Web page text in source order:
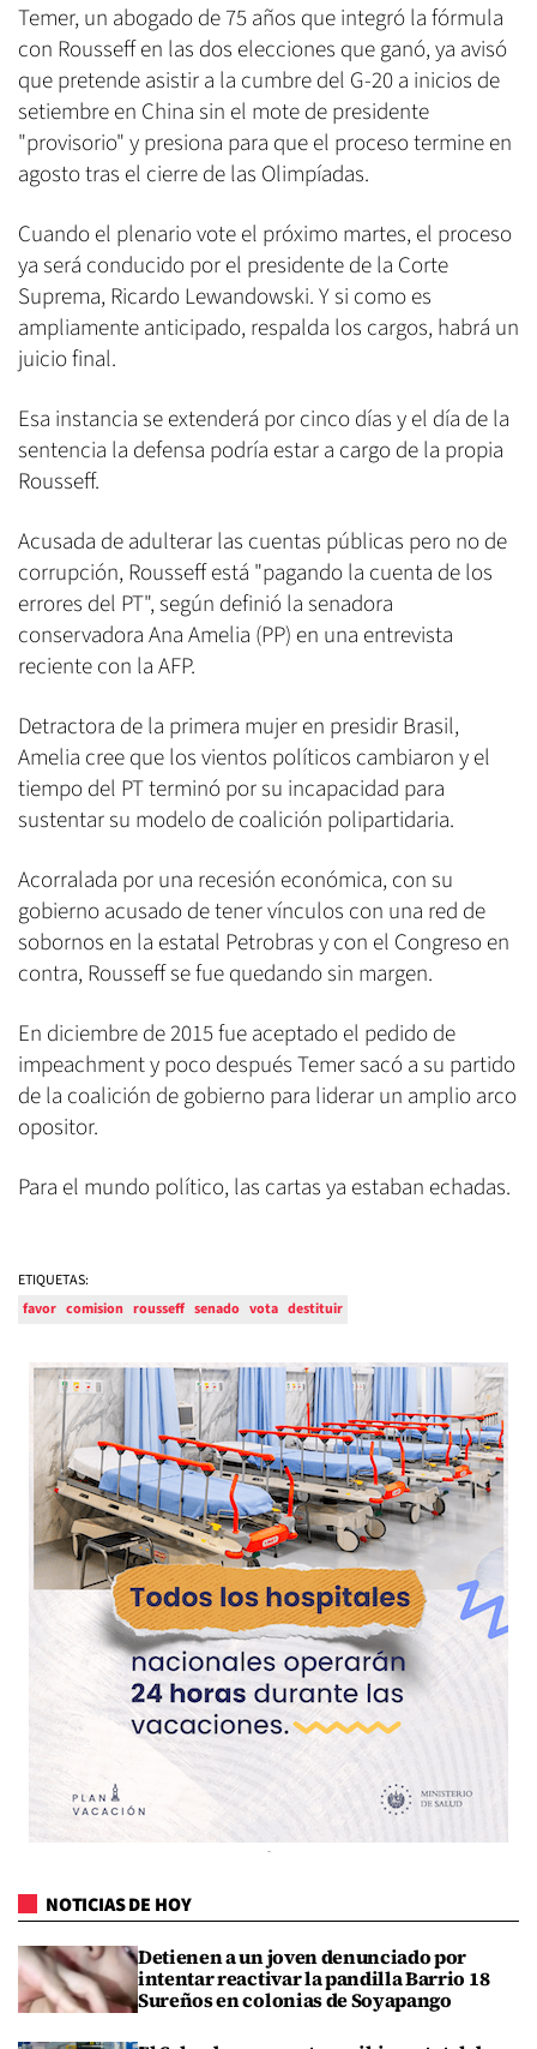
Temer, un abogado de 75 años que integró la fórmula
con Rousseff en las dos elecciones que ganó, ya avisó
que pretende asistir a la cumbre del G-20 a inicios de
setiembre en China sin el mote de presidente
"provisorio" y presiona para que el proceso termine en
agosto tras el cierre de las Olimpíadas.
Cuando el plenario vote el próximo martes, el proceso
ya será conducido por el presidente de la Corte
Suprema, Ricardo Lewandowski. Y si como es
ampliamente anticipado, respalda los cargos, habrá un
juicio final.
Esa instancia se extenderá por cinco días y el día de la
sentencia la defensa podría estar a cargo de la propia
Rousseff.
Acusada de adulterar las cuentas públicas pero no de
corrupción, Rousseff está "pagando la cuenta de los
errores del PT", según definió la senadora
conservadora Ana Amelia (PP) en una entrevista
reciente con la AFP.
Detractora de la primera mujer en presidir Brasil,
Amelia cree que los vientos políticos cambiaron y el
tiempo del PT terminó por su incapacidad para
sustentar su modelo de coalición polipartidaria.
Acorralada por una recesión económica, con su
gobierno acusado de tener vínculos con una red de
sobornos en la estatal Petrobras y con el Congreso en
contra, Rousseff se fue quedando sin margen.
En diciembre de 2015 fue aceptado el pedido de
impeachment y poco después Temer sacó a su partido
de la coalición de gobierno para liderar un amplio arco
opositor.
Para el mundo político, las cartas ya estaban echadas.
ETIQUETAS:
favor comision rousseff senado vota destituir
NOTICIAS DE HOY
Detienen a un joven denunciado por
intentar reactivar la pandilla Barrio 18
Sureños en colonias de Soyapango